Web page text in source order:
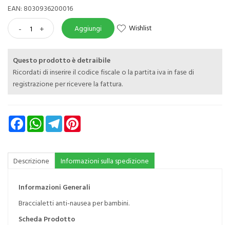
EAN: 8030936200016
- + Aggiungi Wishlist
Questo prodotto è detraibile
Ricordati di inserire il codice fiscale o la partita iva in fase di
registrazione per ricevere la fattura.
FacebookWhatsAppTelegram
Descrizione Informazioni sulla spedizione
Informazioni Generali
Braccialetti anti-nausea per bambini.
Scheda Prodotto